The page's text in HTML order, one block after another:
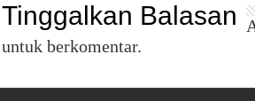
Tinggalkan Balasan
untuk berkomentar.